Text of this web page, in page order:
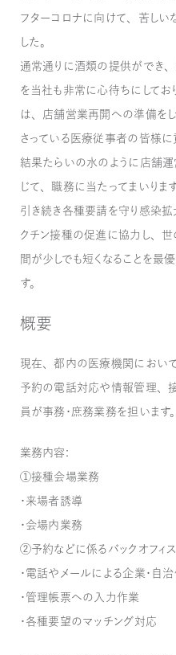
フターコロナに向けて、苦しい
した。
通常通りに酒類の提供ができ
を当社も非常に心待ちにして
は、店舗営業再開への準備を
さっている医療従事者の皆様に
結果たらいの水のように店舗
じて、職務に当たってまいります
引き続き各種要請を守り感染
クチン接種の促進に協力し、
間が少しでも短くなることを最
す。
概要
現在、都内の医療機関におい
予約の電話対応や情報管理、
員が事務・庶務業務を担います。
業務内容：
①接種会場業務
・来場者誘導
・会場内業務
②予約などに係るバックオフィ
・電話やメールによる企業・自
・管理帳票への入力作業
・各種要望のマッチング対応